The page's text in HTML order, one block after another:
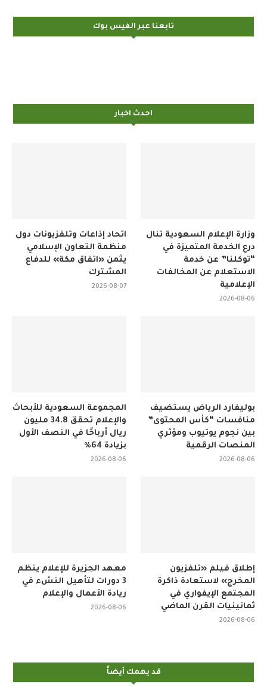
تابعنا عبر الفيس بوك
احدث اخبار
اتحاد إذاعات وتلفزيونات دول
منظمة التعاون الإسلامي
يثمن «اتفاق مكة» للدفاع
المشترك
2026-08-07
وزارة الإعلام السعودية تنال
درع الخدمة المتميزة في
“توكلنا” عن خدمة
الاستعلام عن المخالفات
الإعلامية
2026-08-06
المجموعة السعودية للأبحاث
والإعلام تحقق 34.8 مليون
ريال أرباحًا في النصف الأول
بزيادة 64%
2026-08-06
بوليفارد الرياض يستضيف
منافسات “كأس المحتوى”
بين نجوم يوتيوب ومؤثري
المنصات الرقمية
2026-08-06
معهد الجزيرة للإعلام ينظم
3 دورات لتأهيل النشء في
ريادة الأعمال والإعلام
2026-08-06
إطلاق فيلم «تلفزيون
المخرج» لاستعادة ذاكرة
المجتمع الإيفواري في
ثمانينيات القرن الماضي
2026-08-06
قد يهمك أيضاً